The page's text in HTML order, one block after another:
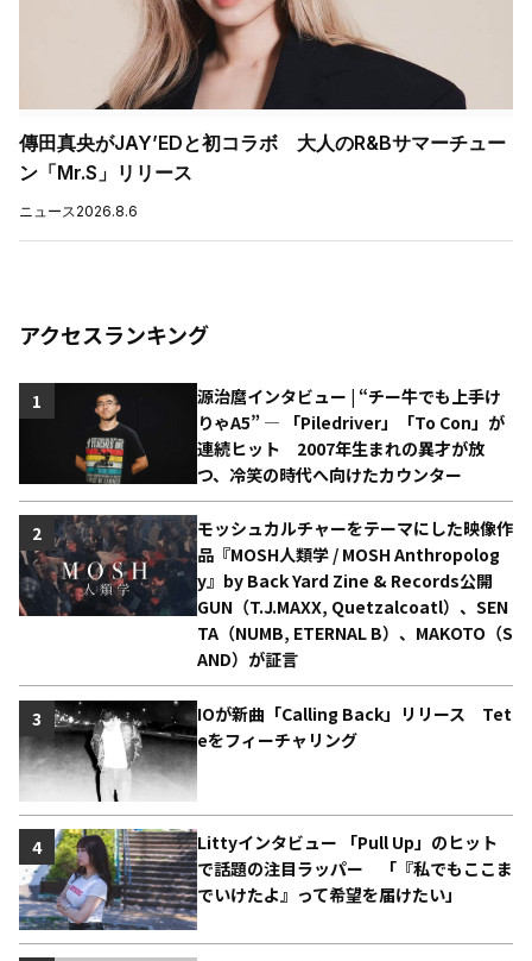
傳田真央がJAY’EDと初コラボ 大人のR&Bサマーチュー
ン「Mr.S」リリース
ニュース 2026.8.6
アクセスランキング
源治麿インタビュー | “チー牛でも上手け
りゃA5” ― 「Piledriver」「To Con」が
連続ヒット 2007年生まれの異才が放
つ、冷笑の時代へ向けたカウンター
1
モッシュカルチャーをテーマにした映像作
品『MOSH人類学 / MOSH Anthropolog
y』by Back Yard Zine & Records公開
GUN（T.J.MAXX, Quetzalcoatl）、SEN
TA（NUMB, ETERNAL B）、MAKOTO（S
AND）が証言
2
IOが新曲「Calling Back」リリース Tet
eをフィーチャリング
3
Littyインタビュー 「Pull Up」のヒット
で話題の注目ラッパー 「『私でもここま
でいけたよ』って希望を届けたい」
4